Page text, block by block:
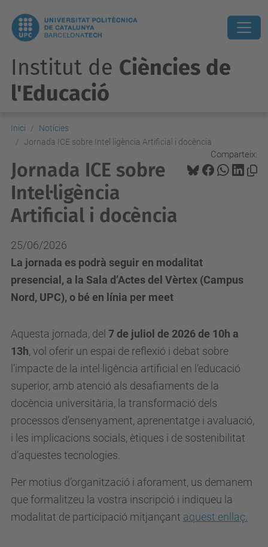
Institut de Ciències de
l'Educació
Inici
Notícies
Jornada ICE sobre Intel·ligència Artificial i docència
Comparteix:
Jornada ICE sobre
Intel·ligència
Artificial i docència
25/06/2026
La jornada es podrà seguir en modalitat
presencial, a la Sala d’Actes del Vèrtex (Campus
Nord, UPC), o bé en línia per meet
Aquesta jornada, del 7 de juliol de 2026 de 10h a
13h, vol oferir un espai de reflexió i debat sobre
l’impacte de la intel·ligència artificial en l’educació
superior, amb atenció als desafiaments de la
docència universitària, la transformació dels
processos d’ensenyament, aprenentatge i avaluació,
i les implicacions socials, ètiques i de sostenibilitat
d’aquestes tecnologies.
Per motius d’organització i aforament, us demanem
que formalitzeu la vostra inscripció i indiqueu la
modalitat de participació mitjançant aquest enllaç.